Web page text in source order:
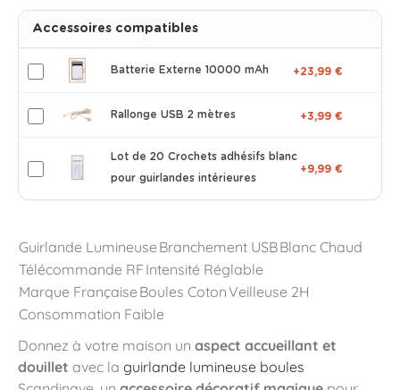
Accessoires compatibles
Batterie Externe 10000 mAh +23,99 €
Rallonge USB 2 mètres +3,99 €
Lot de 20 Crochets adhésifs blanc
pour guirlandes intérieures
+9,99 €
Guirlande Lumineuse Branchement USBBlanc Chaud
Télécommande RF Intensité Réglable
Marque Française Boules CotonVeilleuse 2H
Consommation Faible
Donnez à votre maison un aspect accueillant et
douillet avec la guirlande lumineuse boules